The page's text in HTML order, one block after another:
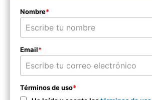
Nombre*
Email*
Términos de uso*